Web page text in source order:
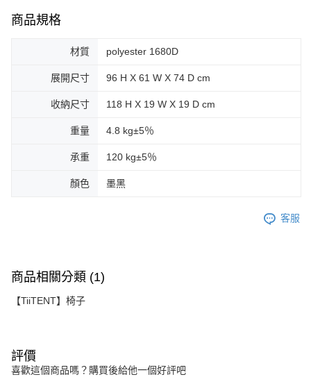
商品規格
材質 polyester 1680D
展開尺寸 96 H X 61 W X 74 D cm
收納尺寸 118 H X 19 W X 19 D cm
重量 4.8 kg±5％
承重 120 kg±5％
顏色 墨黑
客服
商品相關分類 (1)
【TiiTENT】椅子
評價
喜歡這個商品嗎？購買後給他一個好評吧